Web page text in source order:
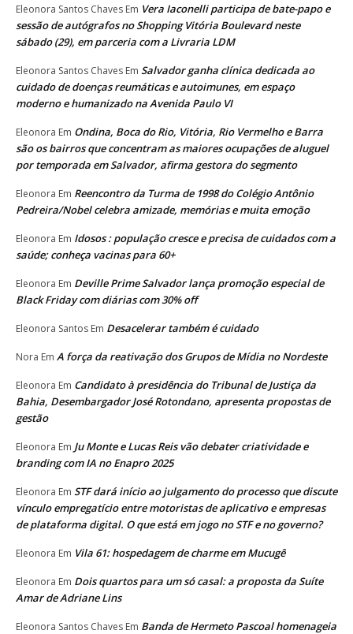
Eleonora Santos Chaves Em Vera Iaconelli participa de bate-papo e
sessão de autógrafos no Shopping Vitória Boulevard neste
sábado (29), em parceria com a Livraria LDM
Eleonora Santos Chaves Em Salvador ganha clínica dedicada ao
cuidado de doenças reumáticas e autoimunes, em espaço
moderno e humanizado na Avenida Paulo VI
Eleonora Em Ondina, Boca do Rio, Vitória, Rio Vermelho e Barra
são os bairros que concentram as maiores ocupações de aluguel
por temporada em Salvador, afirma gestora do segmento
Eleonora Em Reencontro da Turma de 1998 do Colégio Antônio
Pedreira/Nobel celebra amizade, memórias e muita emoção
Eleonora Em Idosos : população cresce e precisa de cuidados com a
saúde; conheça vacinas para 60+
Eleonora Em Deville Prime Salvador lança promoção especial de
Black Friday com diárias com 30% off
Eleonora Santos Em Desacelerar também é cuidado
Nora Em A força da reativação dos Grupos de Mídia no Nordeste
Eleonora Em Candidato à presidência do Tribunal de Justiça da
Bahia, Desembargador José Rotondano, apresenta propostas de
gestão
Eleonora Em Ju Monte e Lucas Reis vão debater criatividade e
branding com IA no Enapro 2025
Eleonora Em STF dará início ao julgamento do processo que discute
vínculo empregatício entre motoristas de aplicativo e empresas
de plataforma digital. O que está em jogo no STF e no governo?
Eleonora Em Vila 61: hospedagem de charme em Mucugê
Eleonora Em Dois quartos para um só casal: a proposta da Suíte
Amar de Adriane Lins
Eleonora Santos Chaves Em Banda de Hermeto Pascoal homenageia